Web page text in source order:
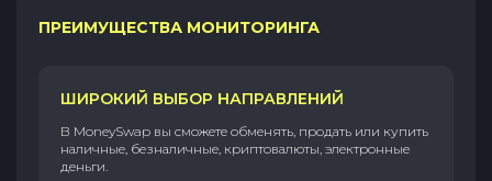
ПРЕИМУЩЕСТВА МОНИТОРИНГА
ШИРОКИЙ ВЫБОР НАПРАВЛЕНИЙ
В MoneySwap вы сможете обменять, продать или купить
наличные, безналичные, криптовалюты, электронные
деньги.